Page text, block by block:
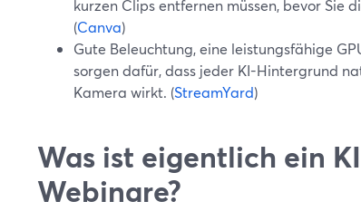
kurzen Clips entfernen müssen, bevor Sie
(Canva)
Gute Beleuchtung, eine leistungsfähige
sorgen dafür, dass jeder KI-Hintergrund
Kamera wirkt. (StreamYard)
Was ist eigentlich ein
Webinare?